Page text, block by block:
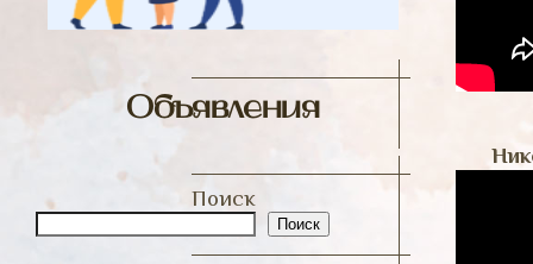
Объявления
Поиск
Поиск